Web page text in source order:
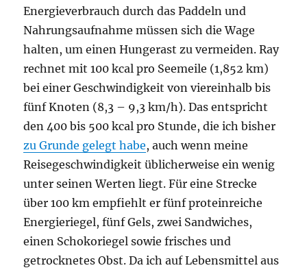
Energieverbrauch durch das Paddeln und
Nahrungsaufnahme müssen sich die Wage
halten, um einen Hungerast zu vermeiden. Ray
rechnet mit 100 kcal pro Seemeile (1,852 km)
bei einer Geschwindigkeit von viereinhalb bis
fünf Knoten (8,3 – 9,3 km/h). Das entspricht
den 400 bis 500 kcal pro Stunde, die ich bisher
zu Grunde gelegt habe, auch wenn meine
Reisegeschwindigkeit üblicherweise ein wenig
unter seinen Werten liegt. Für eine Strecke
über 100 km empfiehlt er fünf proteinreiche
Energieriegel, fünf Gels, zwei Sandwiches,
einen Schokoriegel sowie frisches und
getrocknetes Obst. Da ich auf Lebensmittel aus